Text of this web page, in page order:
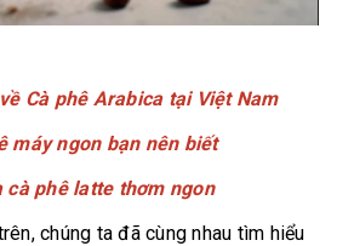
Cà phê Arabica tại Việt Nam
máy ngon bạn nên biết
cà phê latte thơm ngon
chúng ta đã cùng nhau tìm hiểu